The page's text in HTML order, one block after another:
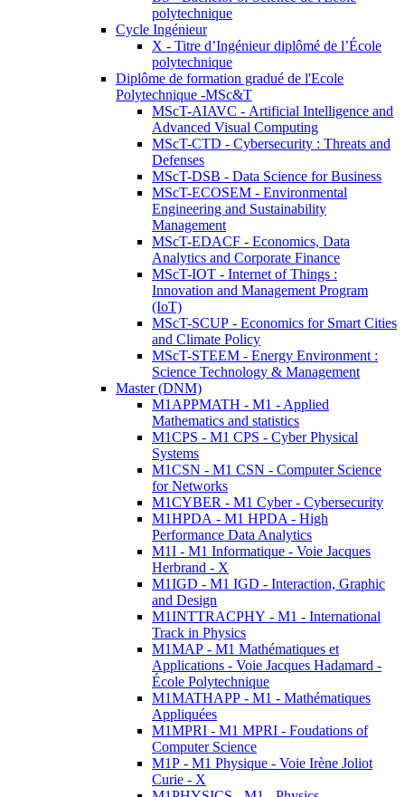
polytechnique
Cycle Ingénieur
X - Titre d’Ingénieur diplômé de l’École
polytechnique
Diplôme de formation gradué de l'Ecole
Polytechnique -MSc&T
MScT-AIAVC - Artificial Intelligence and
Advanced Visual Computing
MScT-CTD - Cybersecurity : Threats and
Defenses
MScT-DSB - Data Science for Business
MScT-ECOSEM - Environmental
Engineering and Sustainability
Management
MScT-EDACF - Economics, Data
Analytics and Corporate Finance
MScT-IOT - Internet of Things :
Innovation and Management Program
(IoT)
MScT-SCUP - Economics for Smart Cities
and Climate Policy
MScT-STEEM - Energy Environment :
Science Technology & Management
Master (DNM)
M1APPMATH - M1 - Applied
Mathematics and statistics
M1CPS - M1 CPS - Cyber Physical
Systems
M1CSN - M1 CSN - Computer Science
for Networks
M1CYBER - M1 Cyber - Cybersecurity
M1HPDA - M1 HPDA - High
Performance Data Analytics
M1I - M1 Informatique - Voie Jacques
Herbrand - X
M1IGD - M1 IGD - Interaction, Graphic
and Design
M1INTTRACPHY - M1 - International
Track in Physics
M1MAP - M1 Mathématiques et
Applications - Voie Jacques Hadamard -
École Polytechnique
M1MATHAPP - M1 - Mathématiques
Appliquées
M1MPRI - M1 MPRI - Foudations of
Computer Science
M1P - M1 Physique - Voie Irène Joliot
Curie - X